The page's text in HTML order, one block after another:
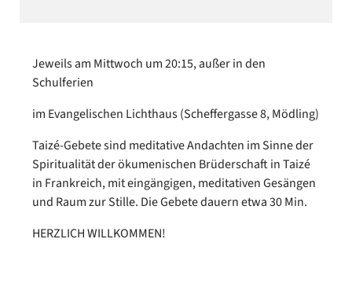
Jeweils am Mittwoch um 20:15, außer in den
Schulferien
im Evangelischen Lichthaus (Scheffergasse 8, Mödling)
Taizé-Gebete sind meditative Andachten im Sinne der
Spiritualität der ökumenischen Brüderschaft in Taizé
in Frankreich, mit eingängigen, meditativen Gesängen
und Raum zur Stille. Die Gebete dauern etwa 30 Min.
HERZLICH WILLKOMMEN!